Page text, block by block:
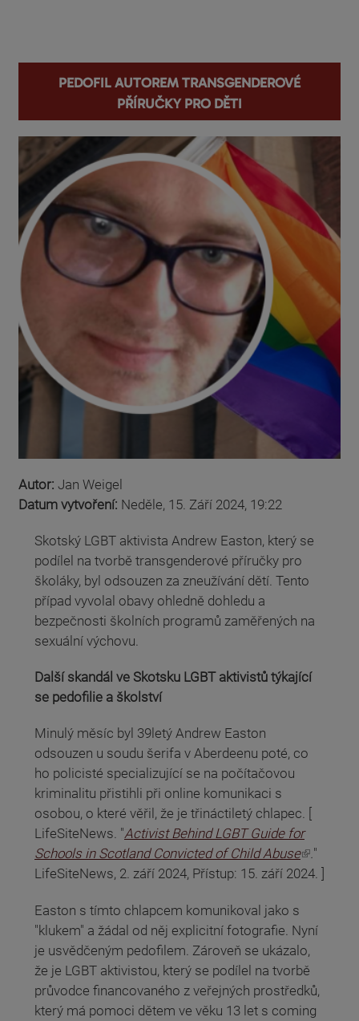
Pedofil autorem transgenderové
příručky pro děti
Autor: Jan Weigel
Datum vytvoření: Neděle, 15. Září 2024, 19:22
Skotský LGBT aktivista Andrew Easton, který se
podílel na tvorbě transgenderové příručky pro
školáky, byl odsouzen za zneužívání dětí. Tento
případ vyvolal obavy ohledně dohledu a
bezpečnosti školních programů zaměřených na
sexuální výchovu.
Další skandál ve Skotsku LGBT aktivistů týkající
se pedofilie a školství
Minulý měsíc byl 39letý Andrew Easton
odsouzen u soudu šerifa v Aberdeenu poté, co
ho policisté specializující se na počítačovou
kriminalitu přistihli při online komunikaci s
osobou, o které věřil, že je třináctiletý chlapec. [
LifeSiteNews. "Activist Behind LGBT Guide for
Schools in Scotland Convicted of Child Abuse
(odkaz je externí) ."
LifeSiteNews, 2. září 2024, Přístup: 15. září 2024. ]
Easton s tímto chlapcem komunikoval jako s
"klukem" a žádal od něj explicitní fotografie. Nyní
je usvědčeným pedofilem. Zároveň se ukázalo,
že je LGBT aktivistou, který se podílel na tvorbě
průvodce financovaného z veřejných prostředků,
který má pomoci dětem ve věku 13 let s coming